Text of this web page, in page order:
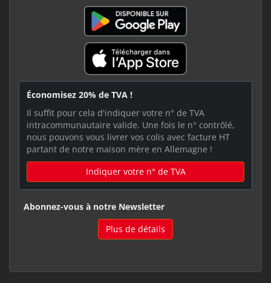
Économisez 20% de TVA !
Il suffit pour cela d'indiquer votre n° de TVA
intracommunautaire valide. Une fois le n° contrôlé,
nous pouvons vous livrer vos colis avec facture HT
partant de notre maison mère en Allemagne !
Indiquer votre n° de TVA
Abonnez-vous à notre Newsletter
Plus de détails